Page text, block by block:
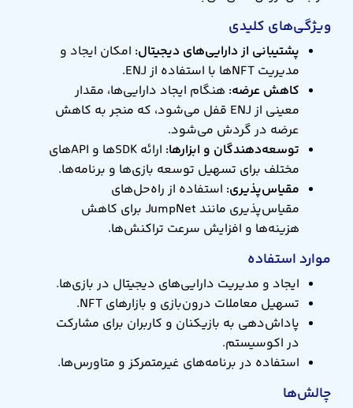
ویژگی‌های کلیدی
پشتیبانی از دارایی‌های دیجیتال: امکان ایجاد و
مدیریت NFTها با استفاده از ENJ.
کاهش عرضه: هنگام ایجاد دارایی‌ها، مقدار
معینی از ENJ قفل می‌شود، که منجر به کاهش
عرضه در گردش می‌شود.
توسعه‌دهندگان و ابزارها:
ارائه SDKها و APIهای
مختلف برای تسهیل توسعه بازی‌ها و برنامه‌ها.
مقیاس‌پذیری: استفاده از راه‌حل‌های
مقیاس‌پذیری مانند JumpNet برای کاهش
هزینه‌ها و افزایش سرعت تراکنش‌ها.
موارد استفاده
ایجاد و مدیریت دارایی‌های دیجیتال در بازی‌ها.
تسهیل معاملات درون‌بازی و بازارهای NFT.
پاداش‌دهی به بازیکنان و کاربران برای مشارکت
در اکوسیستم.
استفاده در برنامه‌های غیرمتمرکز و متاورس‌ها.
چالش‌ها